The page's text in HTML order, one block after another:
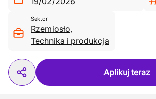
Sektor
Rzemiosło,
Technika i produkcja
Aplikuj teraz